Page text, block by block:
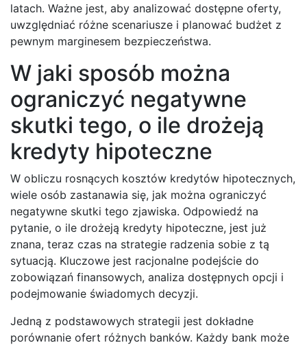
latach. Ważne jest, aby analizować dostępne oferty,
uwzględniać różne scenariusze i planować budżet z
pewnym marginesem bezpieczeństwa.
W jaki sposób można
ograniczyć negatywne
skutki tego, o ile drożeją
kredyty hipoteczne
W obliczu rosnących kosztów kredytów hipotecznych,
wiele osób zastanawia się, jak można ograniczyć
negatywne skutki tego zjawiska. Odpowiedź na
pytanie, o ile drożeją kredyty hipoteczne, jest już
znana, teraz czas na strategie radzenia sobie z tą
sytuacją. Kluczowe jest racjonalne podejście do
zobowiązań finansowych, analiza dostępnych opcji i
podejmowanie świadomych decyzji.
Jedną z podstawowych strategii jest dokładne
porównanie ofert różnych banków. Każdy bank może